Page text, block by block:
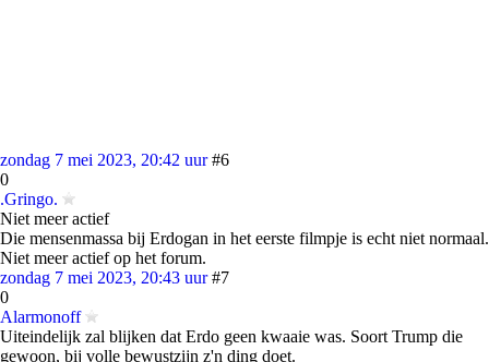
zondag 7 mei 2023, 20:42 uur #6
0
.Gringo.
Niet meer actief
Die mensenmassa bij Erdogan in het eerste filmpje is echt niet normaal.
Niet meer actief op het forum.
zondag 7 mei 2023, 20:43 uur #7
0
Alarmonoff
Uiteindelijk zal blijken dat Erdo geen kwaaie was. Soort Trump die
gewoon, bij volle bewustzijn z'n ding doet.